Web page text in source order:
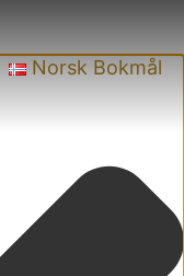
Norsk Bokmål